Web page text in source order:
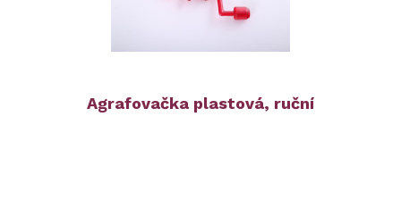
Agrafovačka plastová, ruční